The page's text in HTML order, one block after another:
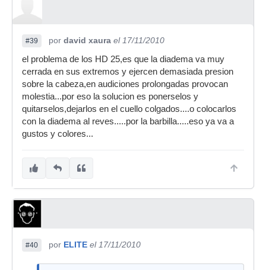
#39 por david xaura el 17/11/2010
el problema de los HD 25,es que la diadema va muy
cerrada en sus extremos y ejercen demasiada presion
sobre la cabeza,en audiciones prolongadas provocan
molestia...por eso la solucion es ponerselos y
quitarselos,dejarlos en el cuello colgados....o colocarlos
con la diadema al reves.....por la barbilla.....eso ya va a
gustos y colores...
#40 por ELITE el 17/11/2010